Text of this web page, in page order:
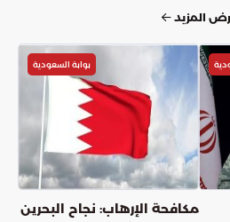
المزيد
بوابة السعودية
مكافحة الإرهاب: نجاح البحرين